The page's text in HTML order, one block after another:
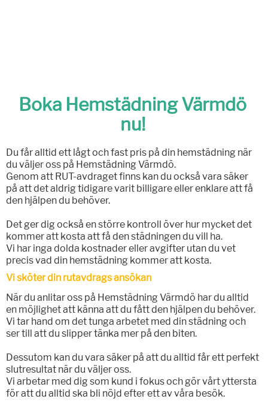
Boka Hemstädning Värmdö
nu!
Du får alltid ett lågt och fast pris på din hemstädning när
du väljer oss på Hemstädning Värmdö.
Genom att RUT-avdraget finns kan du också vara säker
på att det aldrig tidigare varit billigare eller enklare att få
den hjälpen du behöver.
Det ger dig också en större kontroll över hur mycket det
kommer att kosta att få den städningen du vill ha.
Vi har inga dolda kostnader eller avgifter utan du vet
precis vad din hemstädning kommer att kosta.
Vi sköter din rutavdrags ansökan
När du anlitar oss på Hemstädning Värmdö har du alltid
en möjlighet att känna att du fått den hjälpen du behöver.
Vi tar hand om det tunga arbetet med din städning och
ser till att du slipper tänka mer på den biten.
Dessutom kan du vara säker på att du alltid får ett perfekt
slutresultat när du väljer oss.
Vi arbetar med dig som kund i fokus och gör vårt yttersta
för att du alltid ska bli nöjd efter ett av våra besök.